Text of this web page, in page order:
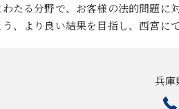
わたる分野で、お客様の法的問題に
、より良い結果を目指し、西宮に
兵庫